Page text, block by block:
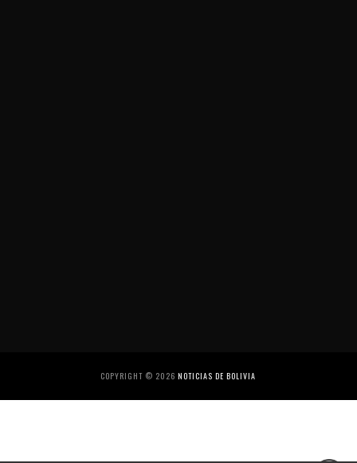
COPYRIGHT © 2026NOTICIAS DE BOLIVIA